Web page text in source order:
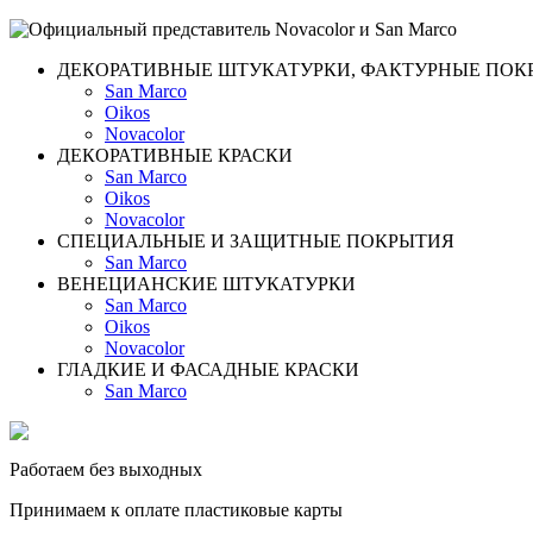
ДЕКОРАТИВНЫЕ ШТУКАТУРКИ, ФАКТУРНЫЕ
San Marco
Oikos
Novacolor
ДЕКОРАТИВНЫЕ КРАСКИ
San Marco
Oikos
Novacolor
СПЕЦИАЛЬНЫЕ И ЗАЩИТНЫЕ ПОКРЫТИЯ
San Marco
ВЕНЕЦИАНСКИЕ ШТУКАТУРКИ
San Marco
Oikos
Novacolor
ГЛАДКИЕ И ФАСАДНЫЕ КРАСКИ
San Marco
Работаем без выходных
Принимаем к оплате пластиковые карты